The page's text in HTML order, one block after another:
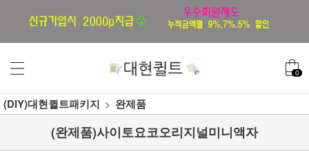
0
(DIY)대현퀼트패키지 완제품
(완제품)사이토요코오리지널미니액자